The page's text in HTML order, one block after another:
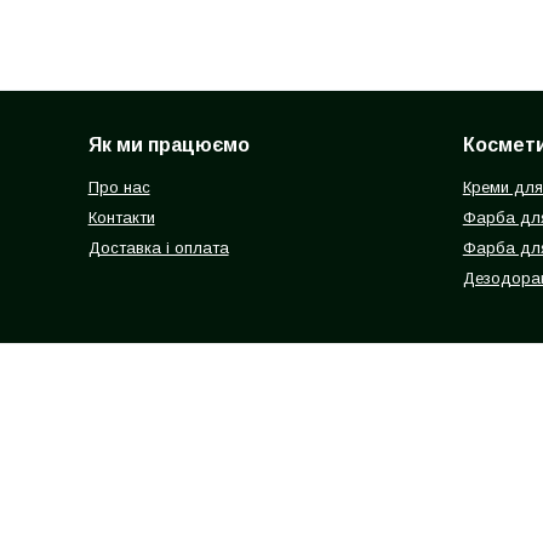
Як ми працюємо
Про нас
Контакти
Доставка і оплата
Креми для
Фарба
Фарба